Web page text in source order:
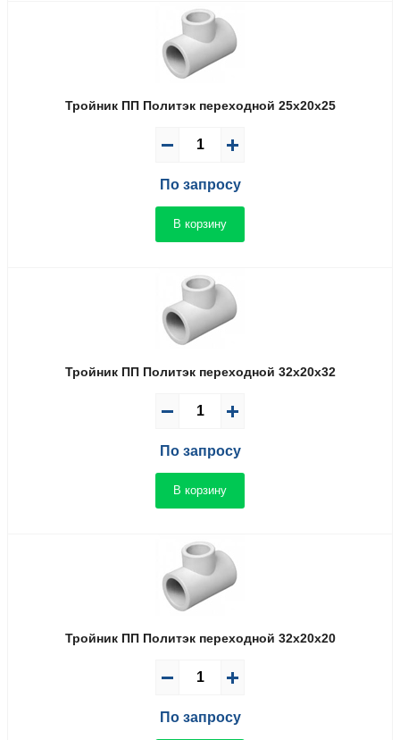
Тройник ПП Политэк переходной 25x20x25
По запросу
В корзину
Тройник ПП Политэк переходной 32x20x32
По запросу
В корзину
Тройник ПП Политэк переходной 32x20x20
По запросу